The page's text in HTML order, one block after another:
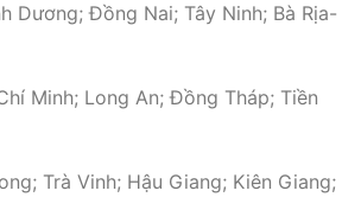
Dương; Đồng Nai; Tây Ninh; Bà Rịa-
Minh; Long An; Đồng Tháp; Tiền
Trà Vinh; Hậu Giang; Kiên Giang;